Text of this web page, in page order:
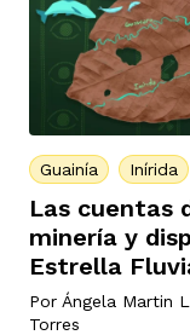
Guainía Inírida
Las cuentas
minería y
Estrella
Por Ángela Martin
Torres